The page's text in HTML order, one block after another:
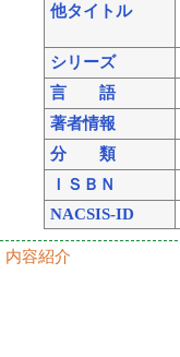
他タイトル
シリーズ
言 語
著者情報
分 類
ＩＳＢＮ
NACSIS-ID
内容紹介